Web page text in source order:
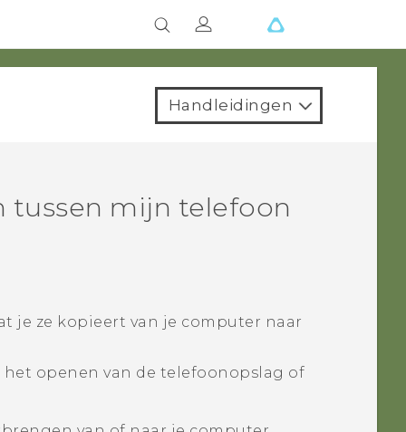
Handleidingen
tussen mijn telefoon
je ze kopieert van je computer naar
openen van de telefoonopslag of